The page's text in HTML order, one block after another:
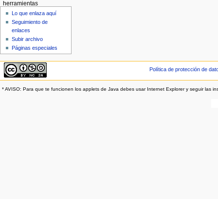
herramientas
Lo que enlaza aquí
Seguimiento de
enlaces
Subir archivo
Páginas especiales
Política de protección de
* AVISO: Para que te funcionen los applets de Java debes usar Internet Explorer y seguir las